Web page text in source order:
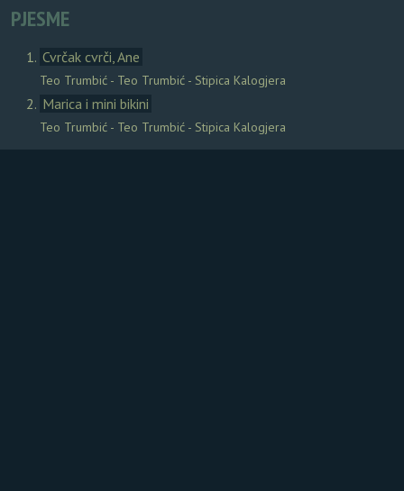
PJESME
Cvrčak cvrči, Ane
Teo Trumbić - Teo Trumbić - Stipica Kalogjera
Marica i mini bikini
Teo Trumbić - Teo Trumbić - Stipica Kalogjera